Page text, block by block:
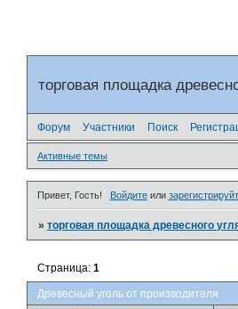
торговая площадка
Форум Участники Поиск
Активные темы
Привет, Гость! Войдитеили
»торговая площадка древесного
Древесный уголь от производителя
Страница:1